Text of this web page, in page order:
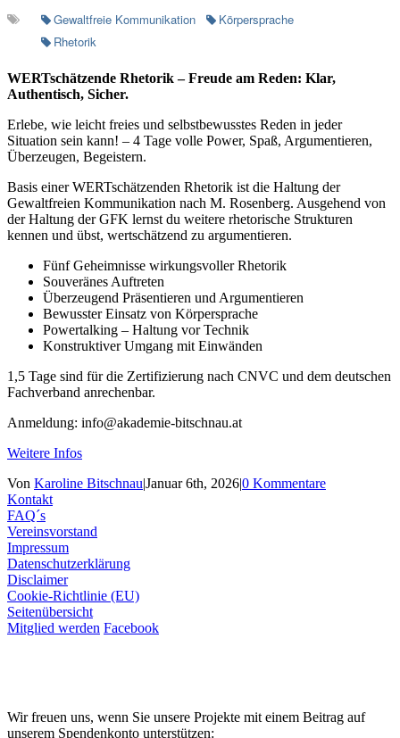
Gewaltfreie Kommunikation
Körpersprache
Rhetorik
WERTschätzende Rhetorik – Freude am Reden: Klar,
Authentisch, Sicher.
Erlebe, wie leicht freies und selbstbewusstes Reden in jeder
Situation sein kann! – 4 Tage volle Power, Spaß, Argumentieren,
Überzeugen, Begeistern.
Basis einer WERTschätzenden Rhetorik ist die Haltung der
Gewaltfreien Kommunikation nach M. Rosenberg. Ausgehend von
der Haltung der GFK lernst du weitere rhetorische Strukturen
kennen und übst, wertschätzend zu argumentieren.
Fünf Geheimnisse wirkungsvoller Rhetorik
Souveränes Auftreten
Überzeugend Präsentieren und Argumentieren
Bewusster Einsatz von Körpersprache
Powertalking – Haltung vor Technik
Konstruktiver Umgang mit Einwänden
1,5 Tage sind für die Zertifizierung nach CNVC und dem deutschen
Fachverband anrechenbar.
Anmeldung: info@akademie-bitschnau.at
Weitere Infos
Von Karoline Bitschnau|Januar 6th, 2026|0 Kommentare
Kontakt
FAQ´s
Vereinsvorstand
Impressum
Datenschutzerklärung
Disclaimer
Cookie-Richtlinie (EU)
Seitenübersicht
Mitglied werden Facebook
Wir freuen uns, wenn Sie unsere Projekte mit einem Beitrag auf
unserem Spendenkonto unterstützen: